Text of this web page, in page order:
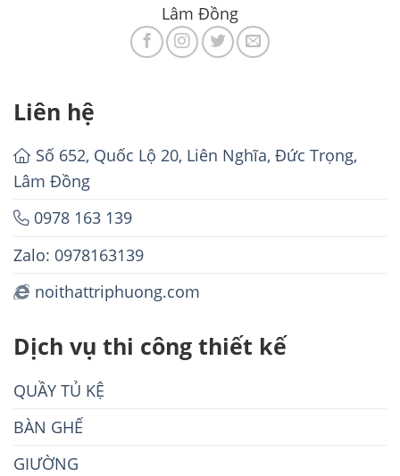
Lâm Đồng
Liên hệ
Số 652, Quốc Lộ 20, Liên Nghĩa, Đức Trọng,
Lâm Đồng
0978 163 139
Zalo: 0978163139
noithattriphuong.com
Dịch vụ thi công thiết kế
QUẦY TỦ KỆ
BÀN GHẾ
GIƯỜNG